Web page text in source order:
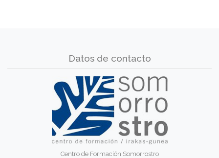
Datos de contacto
Centro de Formación Somorrostro